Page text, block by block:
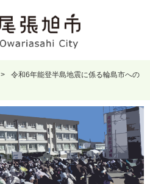
>
令和6年能登半島地震に係る輪島市への